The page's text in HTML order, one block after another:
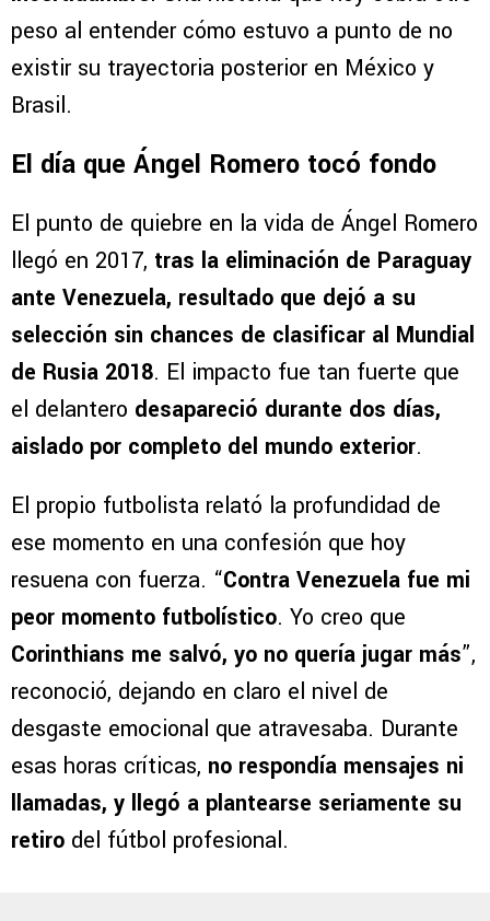
cementerorecordó una etapa marcada por la
frustración absoluta, el silencio y la
incertidumbre
existir su trayectoria posterior en México y
El día que Ángel Romero tocó fondo
El punto de quiebre en la vida de Ángel Romero
llegó en 2017, tras la eliminación de Paraguay
ante Venezuela, resultado que dejó a su
selección sin chances de clasificar al Mundial
el delanterodesapareció durante dos días,
aislado por completo del mundo exterior
El propio futbolista relató la profundidad de
ese momento en una confesión que hoy
resuena con fuerza. “Contra Venezuela fue mi
peor momento futbolístico. Yo creo que
Corinthians me salvó, yo no quería jugar más”,
reconoció, dejando en claro el nivel de
desgaste emocional que atravesaba. Durante